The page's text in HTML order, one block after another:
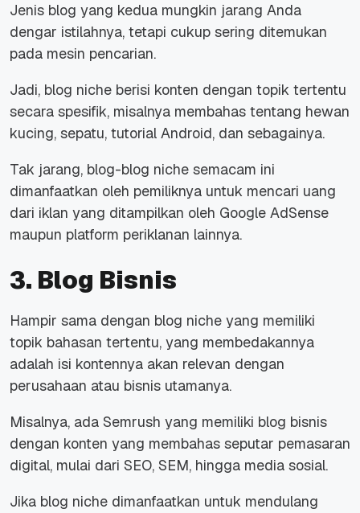
Jenis blog yang kedua mungkin jarang Anda
dengar istilahnya, tetapi cukup sering ditemukan
pada mesin pencarian.
Jadi, blog niche berisi konten dengan topik tertentu
secara spesifik, misalnya membahas tentang hewan
kucing, sepatu, tutorial Android, dan sebagainya.
Tak jarang, blog-blog niche semacam ini
dimanfaatkan oleh pemiliknya untuk mencari uang
dari iklan yang ditampilkan oleh Google AdSense
maupun platform periklanan lainnya.
3. Blog Bisnis
Hampir sama dengan blog niche yang memiliki
topik bahasan tertentu, yang membedakannya
adalah isi kontennya akan relevan dengan
perusahaan atau bisnis utamanya.
Misalnya, ada Semrush yang memiliki blog bisnis
dengan konten yang membahas seputar pemasaran
digital, mulai dari SEO, SEM, hingga media sosial.
Jika blog niche dimanfaatkan untuk mendulang